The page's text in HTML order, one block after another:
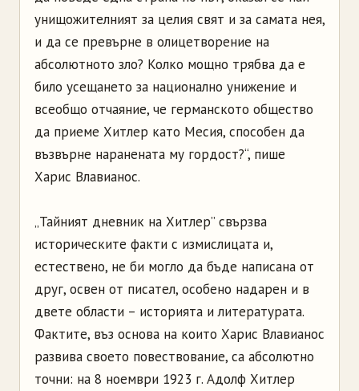
унищожителният за целия свят и за самата нея,
и да се превърне в олицетворение на
абсолютното зло? Колко мощно трябва да е
било усещането за национално унижение и
всеобщо отчаяние, че германското общество
да приеме Хитлер като Месия, способен да
възвърне наранената му гордост?“, пише
Харис Влавианос.
„Тайният дневник на Хитлер” свързва
историческите факти с измислицата и,
естествено, не би могло да бъде написана от
друг, освен от писател, особено надарен и в
двете области – историята и литературата.
Фактите, въз основа на които Харис Влавианос
развива своето повествование, са абсолютно
точни: на 8 ноември 1923 г. Адолф Хитлер